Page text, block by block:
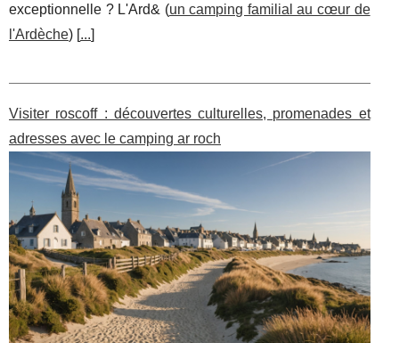
exceptionnelle ? L'Ard& (un camping familial au cœur de
l'Ardèche) [...]
Visiter roscoff : découvertes culturelles, promenades et
adresses avec le camping ar roch